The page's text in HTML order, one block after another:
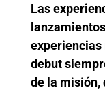
Las
experiencias
debut
de la misión,